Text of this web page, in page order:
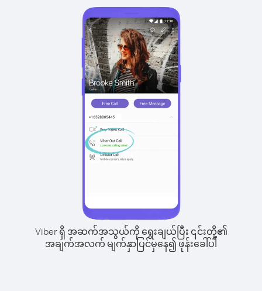
Viber ရှိ အဆက်အသွယ်ကို ရွေးချယ်ပြီး ၎င်းတို့၏
အချက်အလက် မျက်နှာပြင်မှနေ၍ ဖုန်းခေါ်ပါ